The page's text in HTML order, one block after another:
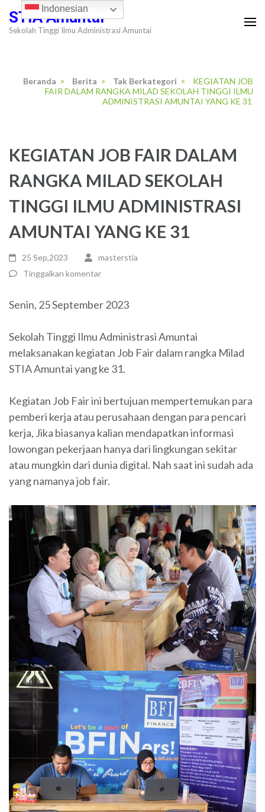
Lompat
keSTIA Amuntai
Sekolah Tinggi Ilmu Administrasi Amuntai
Beranda > Berita > Tak Berkategori >
KEGIATAN JOB
FAIR DALAM RANGKA MILAD SEKOLAH TINGGI ILMU
ADMINISTRASI AMUNTAI YANG KE 31
KEGIATAN JOB FAIR DALAM
RANGKA MILAD SEKOLAH
TINGGI ILMU ADMINISTRASI
AMUNTAI YANG KE 31
25 Sep,2023
masterstia
Tinggalkan komentar
Senin, 25 September 2023
Sekolah Tinggi Ilmu Administrasi Amuntai
melaksanakan kegiatan Job Fair dalam rangka Milad
STIA Amuntai yang ke 31.
Kegiatan Job Fair ini bertujuan mempertemukan para
pemberi kerja atau perusahaan dengan para pencari
kerja, Jika biasanya kalian mendapatkan informasi
lowongan pekerjaan hanya dari lingkungan sekitar
atau mungkin dari dunia digital. Nah saat ini sudah ada
yang namanya job fair.
Indonesian